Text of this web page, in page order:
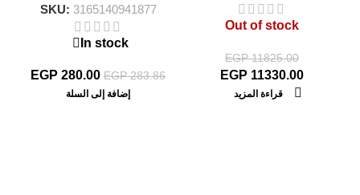
Out of stock
EGP11825.00
EGP 11330.00
قراءة المزيد
SKU: 3165140941877
In stock
EGP283.86
EGP 280.00
إضافة إلى السلة